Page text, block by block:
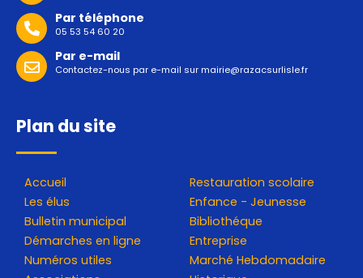
Par téléphone
05 53 54 60 20
Par e-mail
Contactez-nous par e-mail surmairie@razacsurlisle.fr
Plan du site
Accueil
Les élus
Bulletin municipal
Démarches en ligne
Numéros utiles
Restauration scolaire
Enfance - Jeunesse
Bibliothéque
Entreprise
Marché Hebdomadaire